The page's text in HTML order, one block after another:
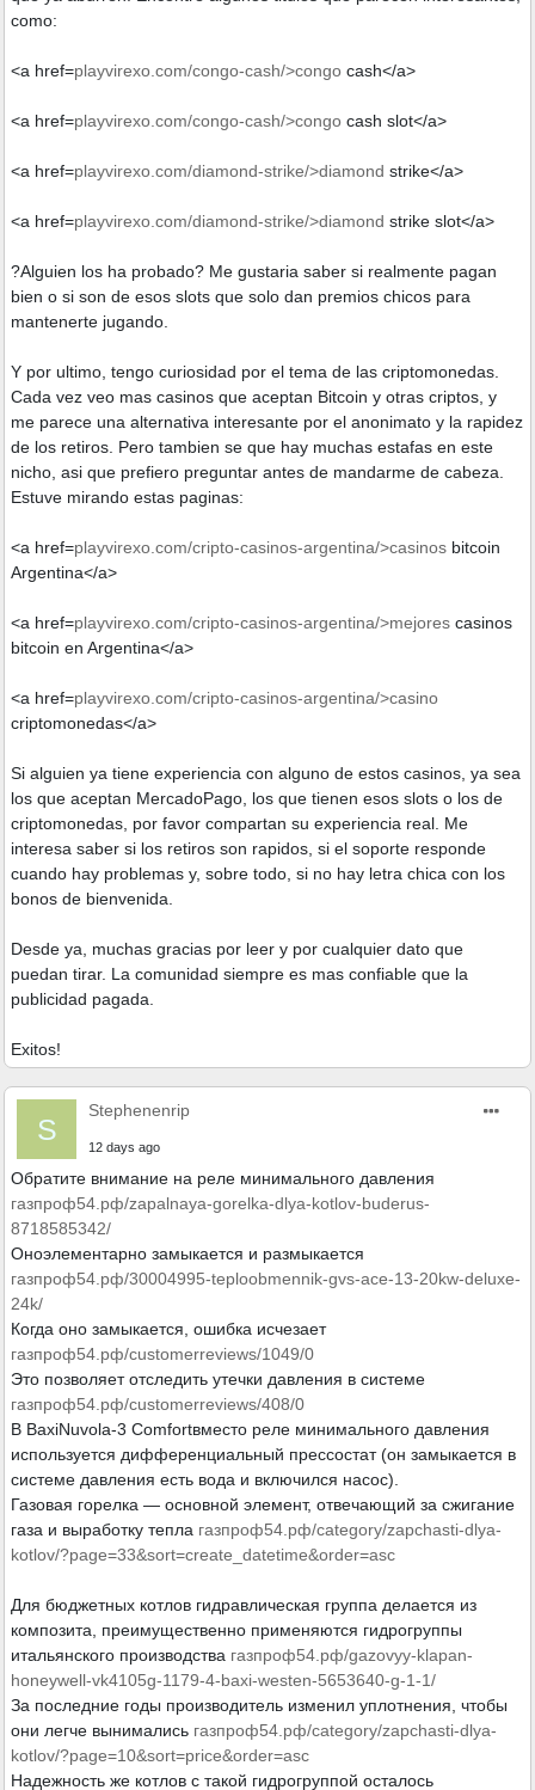
como:
<a href=playvirexo.com/congo-cash/>congo cash</a>
<a href=playvirexo.com/congo-cash/>congo cash slot</a>
<a href=playvirexo.com/diamond-strike/>diamond strike</a>
<a href=playvirexo.com/diamond-strike/>diamond strike slot</a>
?Alguien los ha probado? Me gustaria saber si realmente pagan
bien o si son de esos slots que solo dan premios chicos para
mantenerte jugando.
Y por ultimo, tengo curiosidad por el tema de las criptomonedas.
Cada vez veo mas casinos que aceptan Bitcoin y otras criptos, y
me parece una alternativa interesante por el anonimato y la rapidez
de los retiros. Pero tambien se que hay muchas estafas en este
nicho, asi que prefiero preguntar antes de mandarme de cabeza.
Estuve mirando estas paginas:
<a href=playvirexo.com/cripto-casinos-argentina/>casinos bitcoin
Argentina</a>
<a href=playvirexo.com/cripto-casinos-argentina/>mejores casinos
bitcoin en Argentina</a>
<a href=playvirexo.com/cripto-casinos-argentina/>casino
criptomonedas</a>
Si alguien ya tiene experiencia con alguno de estos casinos, ya sea
los que aceptan MercadoPago, los que tienen esos slots o los de
criptomonedas, por favor compartan su experiencia real. Me
interesa saber si los retiros son rapidos, si el soporte responde
cuando hay problemas y, sobre todo, si no hay letra chica con los
bonos de bienvenida.
Desde ya, muchas gracias por leer y por cualquier dato que
puedan tirar. La comunidad siempre es mas confiable que la
publicidad pagada.
Exitos!
S
Stephenenrip
12 days ago
Обратите внимание на реле минимального давления
газпроф54.рф/zapalnaya-gorelka-dlya-kotlov-buderus-
8718585342/
Оноэлементарно замыкается и размыкается
газпроф54.рф/30004995-teploobmennik-gvs-ace-13-20kw-deluxe-
24k/
Когда оно замыкается, ошибка исчезает
газпроф54.рф/customerreviews/1049/0
Это позволяет отследить утечки давления в системе
газпроф54.рф/customerreviews/408/0
В BaxiNuvola-3 Comfortвместо реле минимального давления
используется дифференциальный прессостат (он замыкается в
системе давления есть вода и включился насос).
Газовая горелка — основной элемент, отвечающий за сжигание
газа и выработку тепла газпроф54.рф/category/zapchasti-dlya-
kotlov/?page=33&sort=create_datetime&order=asc
Для бюджетных котлов гидравлическая группа делается из
композита, преимущественно применяются гидрогруппы
итальянского производства газпроф54.рф/gazovyy-klapan-
honeywell-vk4105g-1179-4-baxi-westen-5653640-g-1-1/
За последние годы производитель изменил уплотнения, чтобы
они легче вынимались газпроф54.рф/category/zapchasti-dlya-
kotlov/?page=10&sort=price&order=asc
Надежность же котлов с такой гидрогруппой осталось